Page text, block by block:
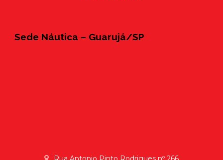
Sede Náutica – Guarujá/SP